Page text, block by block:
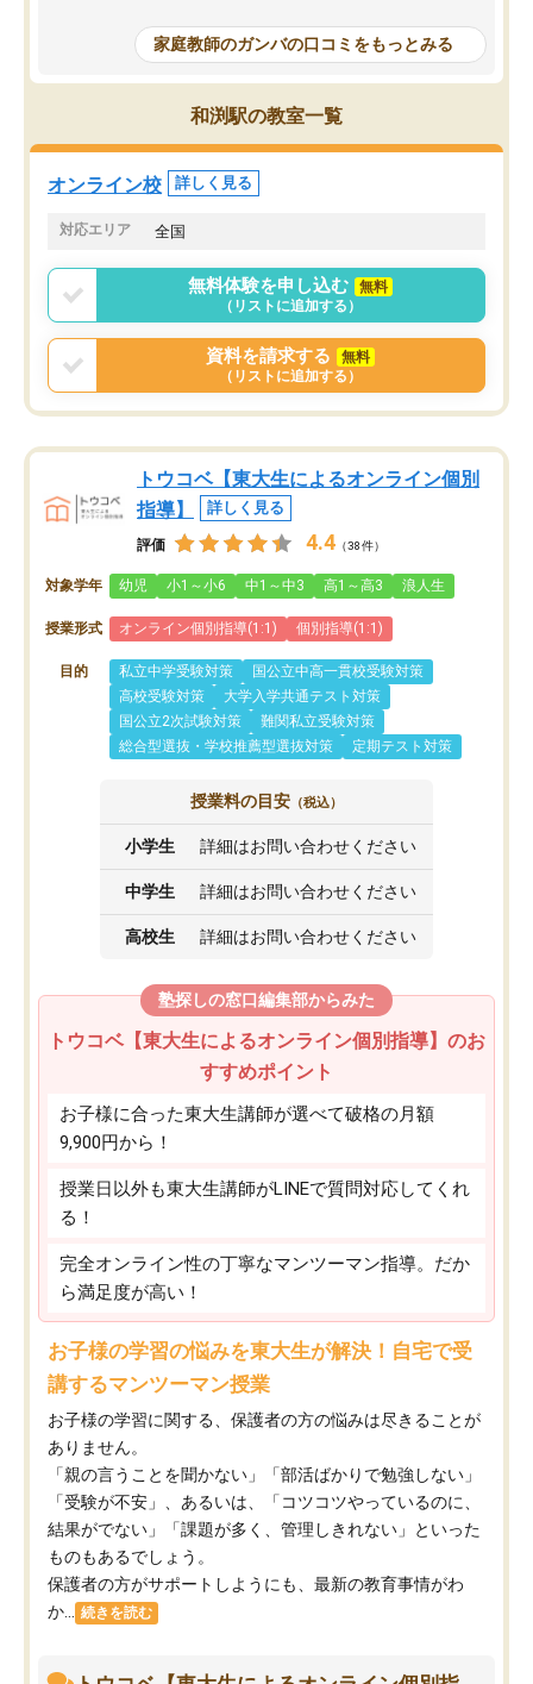
めて1年ほどだった今では平均点以上の
科目が増えてきました！あと1年受験ま
であるので無料の週末教室を使用しな
がら頑張って欲しいと思います！
問できるのでとても助か
家庭教師のガンバの口コミをもっとみる
和渕駅の教室一覧
オンライン校 詳しく見る
対応エリア 全国
無料体験を申し込む
無料
（リストに追加する）
資料を請求する
無料
（リストに追加する）
トウコベ【東大生によるオンライン個別
指導】
詳しく見る
評価 4.4 （38件）
対象学年 幼児 小1～小6 中1～中3 高1～高3 浪人生
授業形式 オンライン個別指導(1:1) 個別指導(1:1)
目的 私立中学受験対策
国公立中高一貫校受験対策
高校受験対策
大学入学共通テスト対策
国公立2次試験対策
難関私立受験対策
総合型選抜・学校推薦型選抜対策
定期テスト対策
授業料の目安 （税込）
小学生 詳細はお問い合わせください
中学生 詳細はお問い合わせください
高校生 詳細はお問い合わせください
塾探しの窓口編集部からみた
トウコベ【東大生によるオンライン個別指導】のお
すすめポイント
お子様に合った東大生講師が選べて破格の月額
9,900円から！
授業日以外も東大生講師がLINEで質問対応してくれ
る！
完全オンライン性の丁寧なマンツーマン指導。だか
ら満足度が高い！
お子様の学習の悩みを東大生が解決！自宅で受
講するマンツーマン授業
お子様の学習に関する、保護者の方の悩みは尽きることが
ありません。
「親の言うことを聞かない」「部活ばかりで勉強しない」
「受験が不安」、あるいは、「コツコツやっているのに、
結果がでない」「課題が多く、管理しきれない」といった
ものもあるでしょう。
保護者の方がサポートしようにも、最新の教育事情がわ
か...
続きを読む